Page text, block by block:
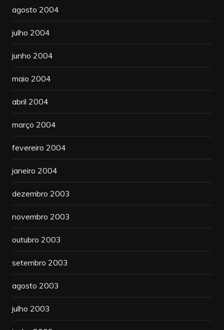
agosto 2004
julho 2004
junho 2004
maio 2004
abril 2004
março 2004
fevereiro 2004
janeiro 2004
dezembro 2003
novembro 2003
outubro 2003
setembro 2003
agosto 2003
julho 2003